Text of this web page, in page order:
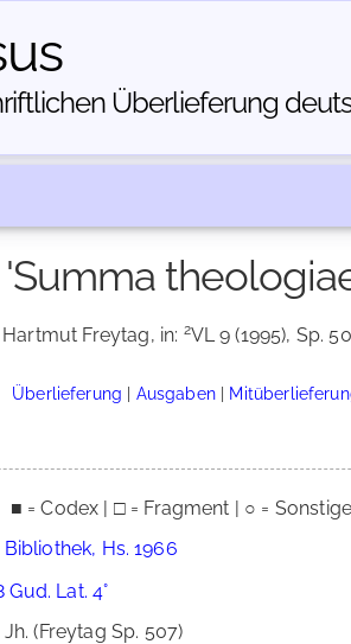
Über­lieferung
'Summa
Freytag, in: 2VL 9 (1995), Sp.
Überlieferung | Ausgaben|
■ = Codex | □ = Fragment | ○ =
Hs. 1966
Lat. 4°
(Freytag Sp. 507)